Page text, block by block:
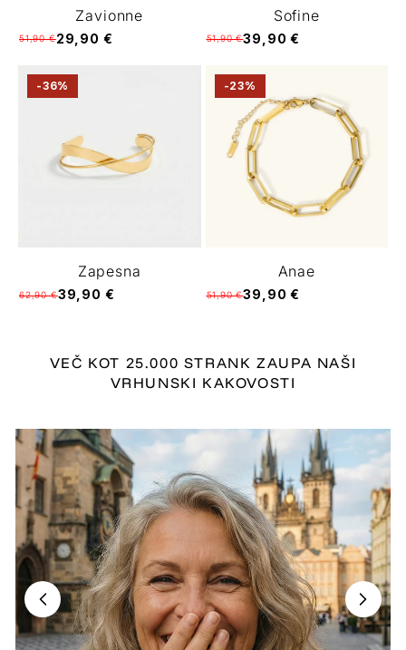
Zavionne
51,90 €29,90 €
Sofine
51,90 €39,90 €
-36%
Zapesna
62,90 €39,90 €
-23%
Anae
51,90 €39,90 €
VEČ KOT 25.000 STRANK ZAUPA NAŠI
VRHUNSKI KAKOVOSTI